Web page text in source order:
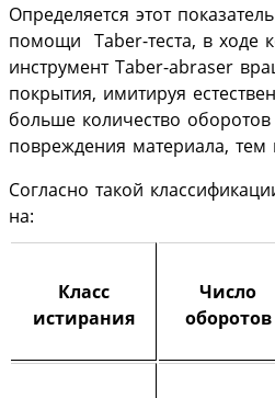
Определяется этот
помощи Taber-теста, в ходе
инструмент Taber-abraser
покрытия, имитируя
больше количество оборотов
повреждения материала, тем
Согласно такой
на:
Класс
истирания
Число
оборотов